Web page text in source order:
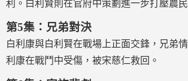
利。白利賢則在官府中策劃進一步打壓農民
第5集：兄弟對決
白利康與白利賢在戰場上正面交鋒，兄弟
利康在戰鬥中受傷，被宋慈仁救回。